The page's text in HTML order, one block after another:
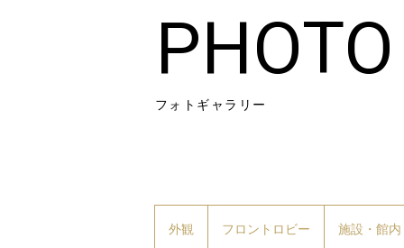
フォトギャラリー
外観 フロントロビー 施設・館内